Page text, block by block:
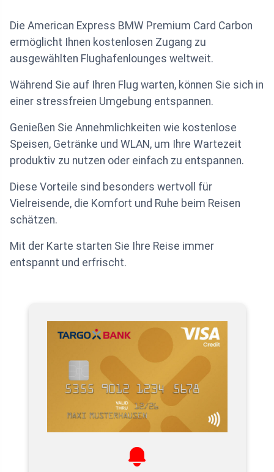
Die American Express BMW Premium Card Carbon
ermöglicht Ihnen kostenlosen Zugang zu
ausgewählten Flughafenlounges weltweit.
Während Sie auf Ihren Flug warten, können Sie sich in
einer stressfreien Umgebung entspannen.
Genießen Sie Annehmlichkeiten wie kostenlose
Speisen, Getränke und WLAN, um Ihre Wartezeit
produktiv zu nutzen oder einfach zu entspannen.
Diese Vorteile sind besonders wertvoll für
Vielreisende, die Komfort und Ruhe beim Reisen
schätzen.
Mit der Karte starten Sie Ihre Reise immer
entspannt und erfrischt.